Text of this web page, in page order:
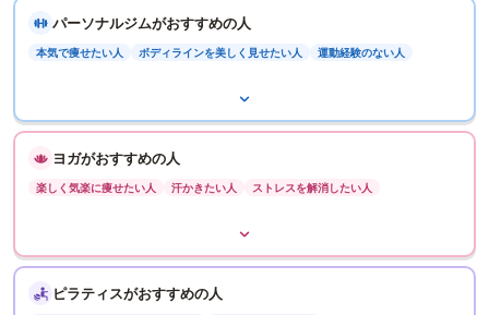
パーソナルジムがおすすめの人
本気で痩せたい人 ボディラインを美しく見せたい人 運動経験のない人
ヨガがおすすめの人
楽しく気楽に痩せたい人 汗かきたい人 ストレスを解消したい人
ピラティスがおすすめの人